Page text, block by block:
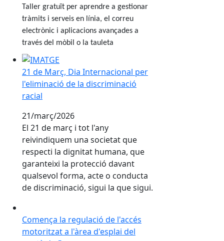
Taller gratuït per aprendre a gestionar
tràmits i serveis en línia, el correu
electrònic i aplicacions avançades a
través del mòbil o la tauleta
21 de Març, Dia Internacional per l'eliminació de la
21 de Març, Dia Internacional per
l'eliminació de la discriminació
racial
21/març/2026
El 21 de març i tot l'any
reivindiquem una societat que
respecti la dignitat humana, que
garanteixi la protecció davant
qualsevol forma, acte o conducta
de discriminació, sigui la que sigui.
Comença la regulació de l'accés
motoritzat a l'àrea d'esplai del